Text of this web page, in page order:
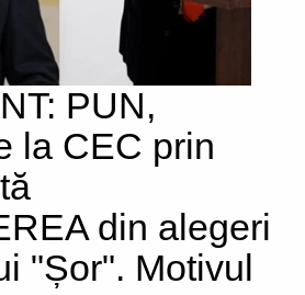
PUN,
la CEC prin
din alegeri
"Șor". Motivul